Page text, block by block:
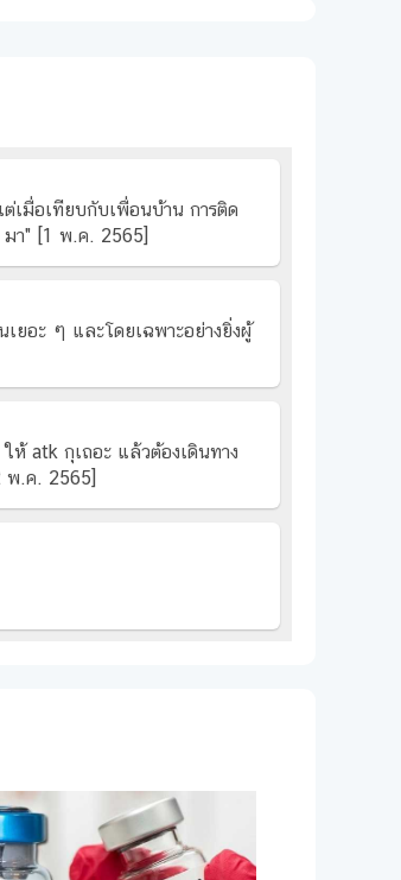
ต่เมื่อเทียบกับเพื่อนบ้าน การติด
มา" [1 พ.ค. 2565]
ยอะ ๆ และโดยเฉพาะอย่างยิ่งผู้
atk กุเถอะ แล้วต้องเดินทาง
พ.ค. 2565]